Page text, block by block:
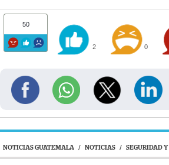
50
2 0
NOTICIAS GUATEMALA / NOTICIAS / SEGURIDAD